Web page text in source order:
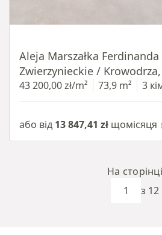
Aleja Marszałka Ferdinanda
Zwierzynieckie /
43 200,00 zł/m² 73,9 m² 3
або від 13 847,41 zł щомісяця
з 12
На сторінці